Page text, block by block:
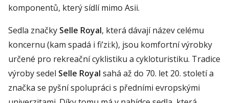
komponentů, který sídlí mimo Asii.
Sedla značky Selle Royal, která dávají název celému
koncernu (kam spadá i fi’zi:k), jsou komfortní výrobky
určené pro rekreační cyklistiku a cykloturistiku. Tradice
výroby sedel Selle Royal sahá až do 70. let 20. století a
značka se pyšní spolupráci s předními evropskými